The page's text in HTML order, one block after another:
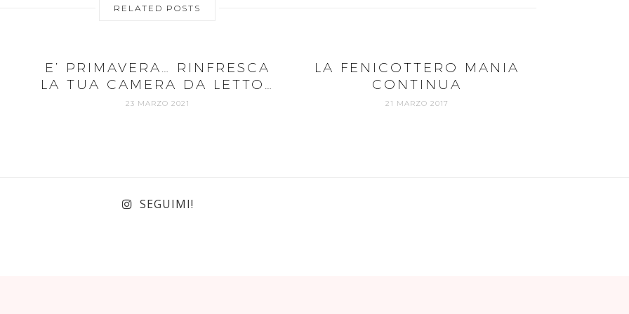
RELATED POSTS
E’ PRIMAVERA… RINFRESCA
LA TUA CAMERA DA LETTO…
23 MARZO 2021
LA FENICOTTERO MANIA
CONTINUA
21 MARZO 2017
SEGUIMI!